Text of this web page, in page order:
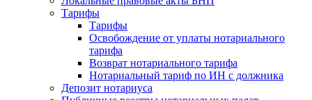
Тарифы
Тарифы
Освобождение от уплаты нотариального
тарифа
Возврат нотариального тарифа
Нотариальный тариф по ИН с должника
Депозит нотариуса